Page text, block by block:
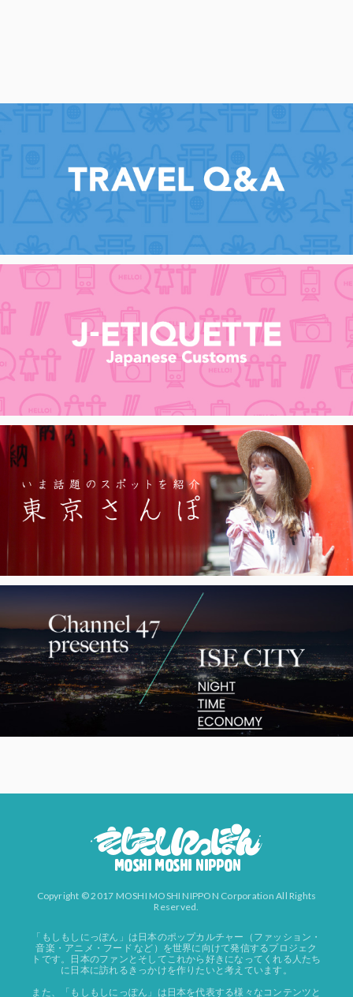
Copyright © 2017 MOSHI MOSHI NIPPON Corporation All Rights
Reserved.
「もしもしにっぽん」は日本のポップカルチャー（ファッション・
音楽・アニメ・フード など）を世界に向けて発信するプロジェク
トです。日本のファンとそしてこれから好きになってくれる人たち
に日本に訪れるきっかけを作りたいと考えています。
また、「もしもしにっぽん」は日本を代表する様々なコンテンツと